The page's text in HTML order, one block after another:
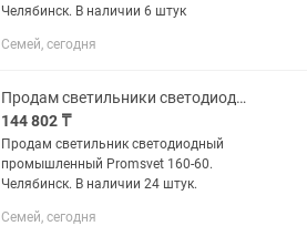
Челябинск. В наличии 6 штук
Семей, сегодня
Продам светильники светодиодные промышленные Promsvet 160-60
144 802 ₸
Продам светильник светодиодный
промышленный Promsvet 160-60.
Челябинск. В наличии 24 штук.
Семей, сегодня